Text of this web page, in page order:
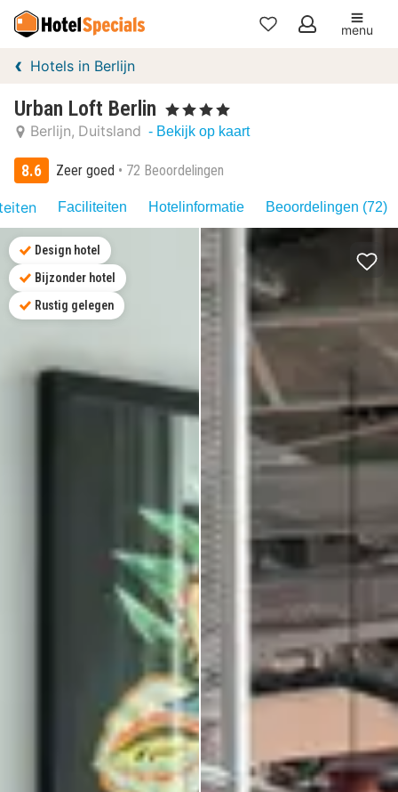
Mijn
menu
Hotels in Berlijn
Urban Loft Berlin , 4 Sterren
Berlijn Duitsland - Bekijk op kaart
8.6 Zeer goed 72 Beoordelingen
Faciliteiten Hotelinformatie Beoordelingen (72)
Design hotel
Bijzonder hotel
Rustig gelegen